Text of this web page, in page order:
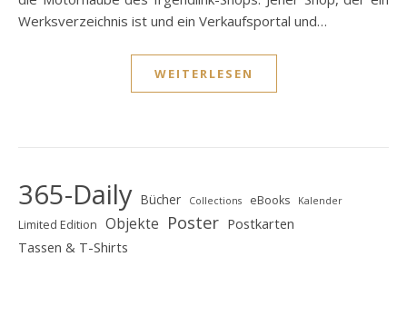
Werksverzeichnis ist und ein Verkaufsportal und…
WEITERLESEN
365-Daily Bücher Collections eBooks Kalender
Limited Edition Objekte Poster Postkarten
Tassen & T-Shirts